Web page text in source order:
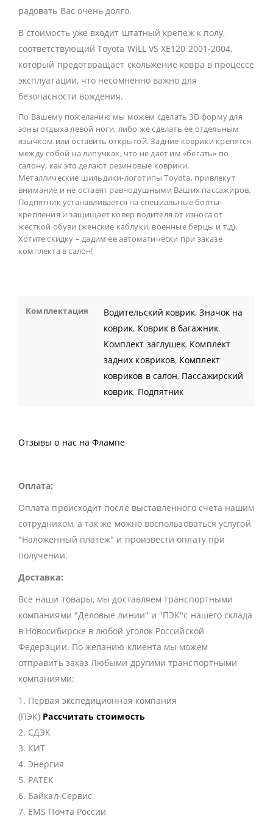
радовать Вас очень долго.
В стоимость уже входит штатный крепеж к полу,
соответствующий Toyota WiLL VS XE120 2001-2004,
который предотвращает скольжение ковра в процессе
эксплуатации, что несомненно важно для
безопасности вождения.
По Вашему пожеланию мы можем сделать 3D форму для
зоны отдыха левой ноги, либо же сделать ее отдельным
язычком или оставить открытой. Задние коврики крепятся
между собой на липучках, что не дает им «бегать» по
салону, как это делают резиновые коврики.
Металлические шильдики-логотипы Toyota, привлекут
внимание и не оставят равнодушными Ваших пассажиров.
Подпятник устанавливается на специальные болты-
крепления и защищает ковер водителя от износа от
жесткой обуви (женские каблуки, военные берцы и т.д).
Хотите скидку – дадим ее автоматически при заказе
комплекта в салон!
Комплектация Водительский коврик,Значок на
коврик, Коврик в багажник,
Комплект заглушек, Комплект
задних ковриков, Комплект
ковриков в салон, Пассажирский
коврик, Подпятник
Отзывы о нас на Флампе
Оплата:
Оплата происходит после выставленного счета нашим
сотрудником, а так же можно воспользоваться услугой
"Наложенный платеж" и произвести оплату при
получении.
Доставка:
Все наши товары, мы доставляем транспортными
компаниями "Деловые линии" и "ПЭК"с нашего склада
в Новосибирске в любой уголок Российской
Федерации. По желанию клиента мы можем
отправить заказ Любыми другими транспортными
компаниями:
1. Первая экспедиционная компания
(ПЭК) Рассчитать стоимость
2. СДЭК
3. КИТ
4. Энергия
5. РАТЕК
6. Байкал-Сервис
7. EMS Почта России